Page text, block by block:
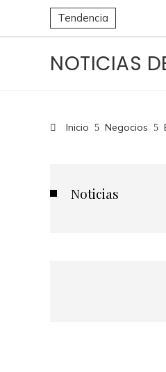
Tendencia
NOTICIAS
Inicio Negocios
Noticias